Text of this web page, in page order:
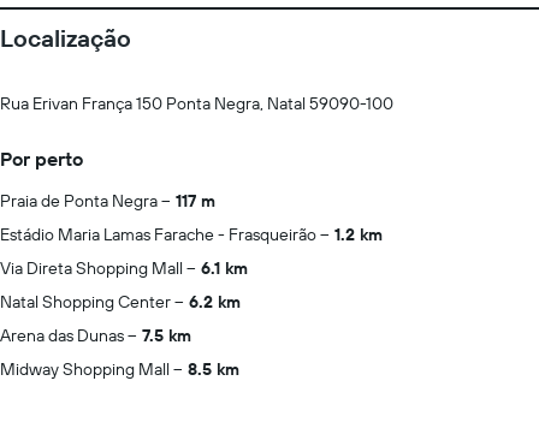
Localização
Rua Erivan França 150 Ponta Negra, Natal 59090-100
Por perto
Praia de Ponta Negra
117 m
Estádio Maria Lamas Farache - Frasqueirão
1.2 km
Via Direta Shopping Mall
6.1 km
Natal Shopping Center
6.2 km
Arena das Dunas
7.5 km
Midway Shopping Mall
8.5 km